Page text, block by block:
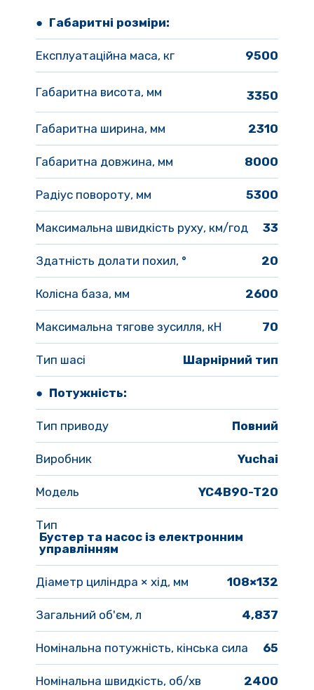
● Габаритні розміри:
Експлуатаційна маса, кг 9500
Габаритна висота, мм 3350
Габаритна ширина, мм 2310
Габаритна довжина, мм 8000
Радіус повороту, мм 5300
Максимальна швидкість руху, км/год 33
Здатність долати похил, ° 20
Колісна база, мм 2600
Максимальна тягове зусилля, кН 70
Тип шасі Шарнірний тип
● Потужність:
Тип приводу Повний
Виробник Yuchai
Модель YC4B90-T20
Тип
Бустер та насос із електронним
управлінням
Діаметр циліндра × хід, мм 108×132
Загальний об'єм, л 4,837
Номінальна потужність, кінська сила 65
Номінальна швидкість, об/хв 2400